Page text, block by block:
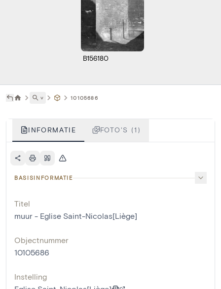
B156180
˅ 10105686
INFORMATIE FOTO'S (1)
BASISINFORMATIE
Titel
muur - Eglise Saint-Nicolas[Liège]
Objectnummer
10105686
Instelling